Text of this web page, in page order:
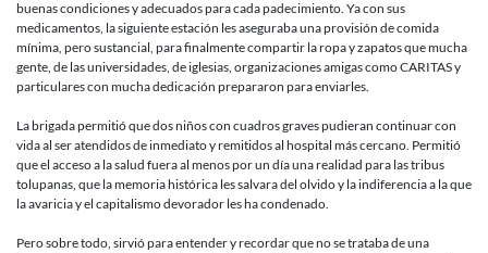
buenas condiciones y adecuados para cada padecimiento. Ya con sus
medicamentos, la siguiente estación les aseguraba una provisión de comida
mínima, pero sustancial, para finalmente compartir la ropa y zapatos que mucha
gente, de las universidades, de iglesias, organizaciones amigas como CARITAS y
particulares con mucha dedicación prepararon para enviarles.
La brigada permitió que dos niños con cuadros graves pudieran continuar con
vida al ser atendidos de inmediato y remitidos al hospital más cercano. Permitió
que el acceso a la salud fuera al menos por un día una realidad para las tribus
tolupanas, que la memoria histórica les salvara del olvido y la indiferencia a la que
la avaricia y el capitalismo devorador les ha condenado.
Pero sobre todo, sirvió para entender y recordar que no se trataba de una